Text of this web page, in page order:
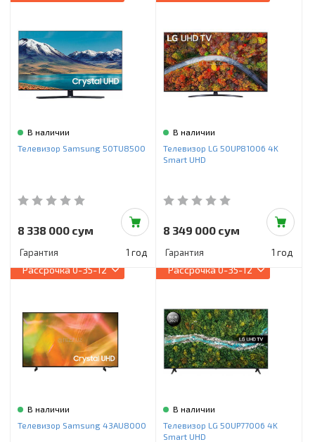
В наличии
Телевизор Samsung 50TU8500
8 338 000 сум
Гарантия 1 год
В наличии
Телевизор LG 50UP81006 4K
Smart UHD
8 349 000 сум
Гарантия 1 год
Рассрочка0-35-12
В наличии
Телевизор Samsung 43AU8000
Рассрочка0-35-12
В наличии
Телевизор LG 50UP77006 4K
Smart UHD